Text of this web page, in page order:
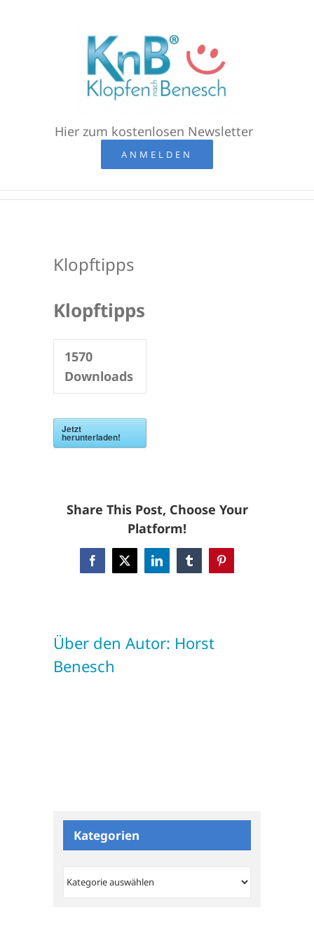
Hier zum kostenlosen Newsletter
ANMELDEN
Klopftipps
Klopftipps
1570
Downloads
Jetzt
herunterladen!
Share This Post, Choose Your
Platform!
Facebook
X LinkedInTumblrPinterest
Über den Autor: Horst
Benesch
Kategorien
Kategorien